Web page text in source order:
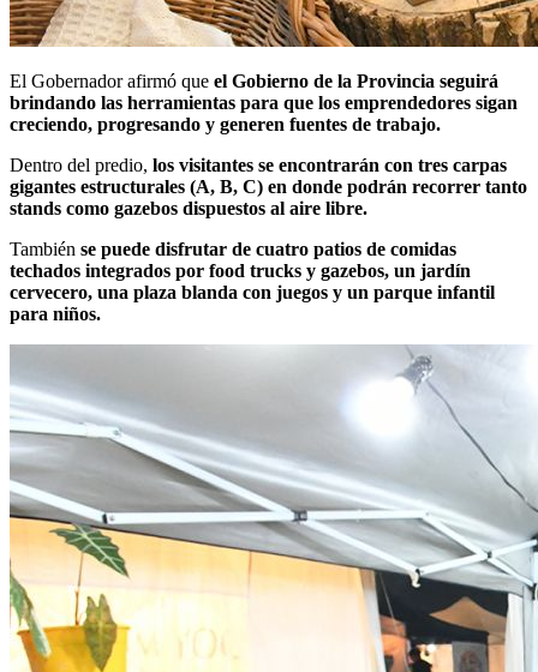
El Gobernador afirmó que el Gobierno de la Provincia seguirá
brindando las herramientas para que los emprendedores sigan
creciendo, progresando y generen fuentes de trabajo.
Dentro del predio, los visitantes se encontrarán con tres carpas
gigantes estructurales (A, B, C) en donde podrán recorrer tanto
stands como gazebos dispuestos al aire libre.
También se puede disfrutar de cuatro patios de comidas
techados integrados por food trucks y gazebos, un jardín
cervecero, una plaza blanda con juegos y un parque infantil
para niños.